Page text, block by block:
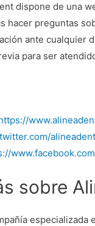
dispone de una
hacer preguntas
ante cualquier
para ser
sobre